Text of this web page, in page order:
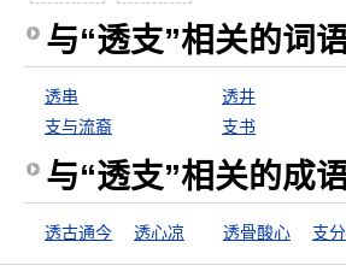
与“透支”相关的词
透串 透井
支与流裔
支书
与“透支”相关的成
透古通今 透心凉 透骨酸心 支